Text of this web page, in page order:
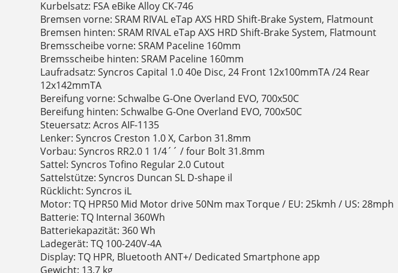
Kurbelsatz: FSA eBike Alloy CK-746
Bremsen vorne: SRAM RIVAL eTap AXS HRD Shift-Brake System, Flatmount
Bremsen hinten: SRAM RIVAL eTap AXS HRD Shift-Brake System, Flatmount
Bremsscheibe vorne: SRAM Paceline 160mm
Bremsscheibe hinten: SRAM Paceline 160mm
Laufradsatz: Syncros Capital 1.0 40e Disc, 24 Front 12x100mmTA /24 Rear
12x142mmTA
Bereifung vorne: Schwalbe G-One Overland EVO, 700x50C
Bereifung hinten: Schwalbe G-One Overland EVO, 700x50C
Steuersatz: Acros AIF-1135
Lenker: Syncros Creston 1.0 X, Carbon 31.8mm
Vorbau: Syncros RR2.0 1 1/4´´ / four Bolt 31.8mm
Sattel: Syncros Tofino Regular 2.0 Cutout
Sattelstütze: Syncros Duncan SL D-shape il
Rücklicht: Syncros iL
Motor: TQ HPR50 Mid Motor drive 50Nm max Torque / EU: 25kmh / US: 28mph
Batterie: TQ Internal 360Wh
Batteriekapazität: 360 Wh
Ladegerät: TQ 100-240V-4A
Display: TQ HPR, Bluetooth ANT+/ Dedicated Smartphone app
Gewicht: 13,7 kg